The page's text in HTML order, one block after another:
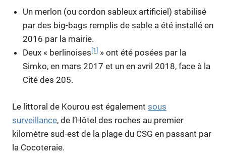
Un merlon (ou cordon sableux artificiel) stabilisé
par des big-bags remplis de sable a été installé en
2016 par la mairie.
Deux « berlinoises [1]
» ont été posées par la
Simko, en mars 2017 et un en avril 2018, face à la
Cité des 205.
Le littoral de Kourou est également sous
surveillance, de l’Hôtel des roches au premier
kilomètre sud-est de la plage du CSG en passant par
la Cocoteraie.